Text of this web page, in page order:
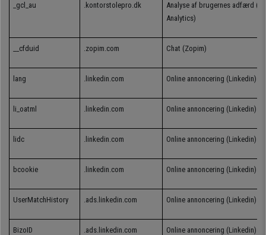
_gcl_au . kontorstolepro.dk Analyse af brugernes adfærd
Analytics)
__cfduid .zopim.com Chat (Zopim)
lang .linkedin.com Online annoncering (Linkedin)
li_oatml .linkedin.com Online annoncering (Linkedin)
lidc .linkedin.com Online annoncering (Linkedin)
bcookie .linkedin.com Online annoncering (Linkedin)
UserMatchHistory .ads.linkedin.com Online annoncering (Linkedin)
BizoID .ads.linkedin.com Online annoncering (Linkedin)